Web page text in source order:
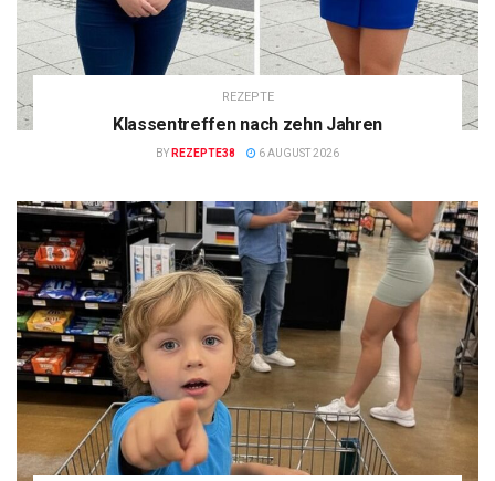
REZEPTE
Klassentreffen nach zehn Jahren
BY REZEPTE38 6 AUGUST 2026